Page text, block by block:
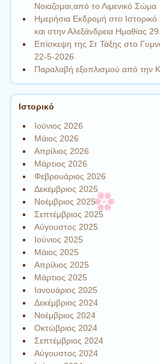
Νοιαζομαι,από το Λιμενικό Σώμα
Ημερήσια Εκδρομή στο Ιστορικό
και στην Αλεξάνδρεια Ημαθίας
Επίσκεψη της Στ Τάξης στο
22-5-2026
Παραλαβή εξοπλισμού από την
Ιστορικό
Ιούνιος 2026
Μάιος 2026
Απρίλιος 2026
Μάρτιος 2026
Φεβρουάριος 2026
Δεκέμβριος 2025
Νοέμβριος 2025
Σεπτέμβριος 2025
Αύγουστος 2025
Ιούνιος 2025
Μάιος 2025
Απρίλιος 2025
Μάρτιος 2025
Ιανουάριος 2025
Δεκέμβριος 2024
Νοέμβριος 2024
Οκτώβριος 2024
Σεπτέμβριος 2024
Αύγουστος 2024